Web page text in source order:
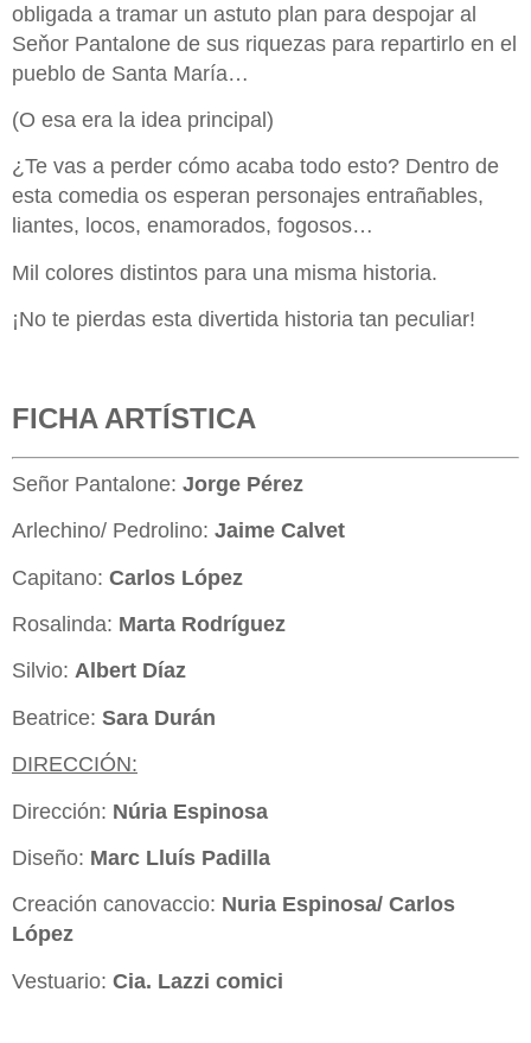
obligada a tramar un astuto plan para despojar al
Seňor Pantalone de sus riquezas para repartirlo en el
pueblo de Santa María…
(O esa era la idea principal)
¿Te vas a perder cómo acaba todo esto? Dentro de
esta comedia os esperan personajes entrañables,
liantes, locos, enamorados, fogosos…
Mil colores distintos para una misma historia.
¡No te pierdas esta divertida historia tan peculiar!
FICHA ARTÍSTICA
Señor Pantalone: Jorge Pérez
Arlechino/ Pedrolino: Jaime Calvet
Capitano: Carlos López
Rosalinda: Marta Rodríguez
Silvio: Albert Díaz
Beatrice: Sara Durán
DIRECCIÓN:
Dirección: Núria Espinosa
Diseño: Marc Lluís Padilla
Creación canovaccio: Nuria Espinosa/ Carlos
López
Vestuario: Cia. Lazzi comici